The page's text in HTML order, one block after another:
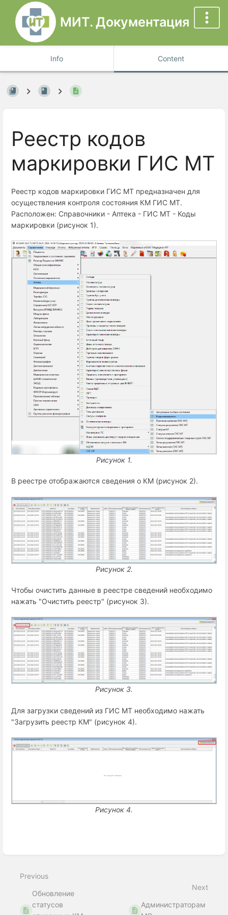
МИТ. Документация
Info Content
Реестр кодов
маркировки ГИС МТ
Реестр кодов маркировки ГИС МТ предназначен для
осуществления контроля состояния КМ ГИС МТ.
Расположен: Справочники - Аптека - ГИС МТ - Коды
маркировки (рисунок 1).
Рисунок 1.
В реестре отображаются сведения о КМ (рисунок 2).
Рисунок 2.
Чтобы очистить данные в реестре сведений необходимо
нажать "Очистить реестр" (рисунок 3).
Рисунок 3.
Для загрузки сведений из ГИС МТ необходимо нажать
"Загрузить реестр КМ" (рисунок 4).
Рисунок 4.
mode
Previous
Обновление
статусов
Next
Администраторам